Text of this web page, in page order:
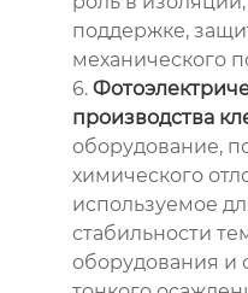
поддержке,
механического
6.
производства
оборудование,
химического
используемое
стабильности
оборудования и